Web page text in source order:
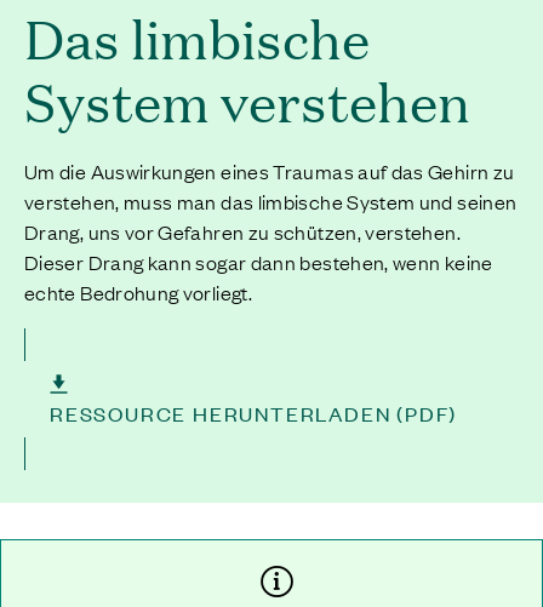
Das limbische
System verstehen
Um die Auswirkungen eines Traumas auf das Gehirn zu
verstehen, muss man das limbische System und seinen
Drang, uns vor Gefahren zu schützen, verstehen.
Dieser Drang kann sogar dann bestehen, wenn keine
echte Bedrohung vorliegt.
RESSOURCE HERUNTERLADEN (PDF)